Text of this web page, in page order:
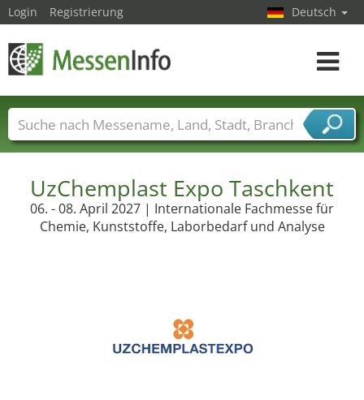
UzChemplast Expo Taschkent
06. - 08. April 2027 | Internationale Fachmesse für
Chemie, Kunststoffe, Laborbedarf und Analyse
Login Registrierung Deutsch
Toggle
Messenamen Länder Städte
Branchen